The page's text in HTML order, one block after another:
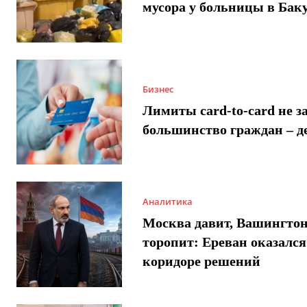
мусора у больницы в
Бизнес
Лимиты card-to-card не
большинство граждан –
Аналитика
Москва давит, Вашингтон
торопит: Ереван
коридоре решений